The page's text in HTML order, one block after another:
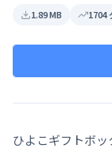
1.89 MB 1704
ひよこギフトボッ